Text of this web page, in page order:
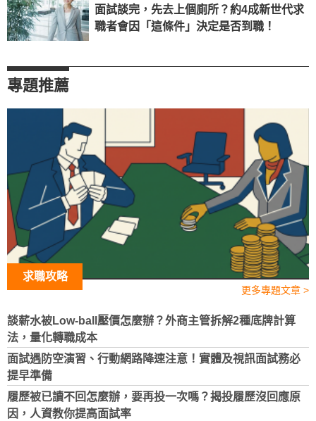
面試談完，先去上個廁所？約4成新世代求
職者會因「這條件」決定是否到職！
專題推薦
求職攻略
更多專題文章 >
談薪水被Low-ball壓價怎麼辦？外商主管拆解2種底牌計算
法，量化轉職成本
面試遇防空演習、行動網路降速注意！實體及視訊面試務必
提早準備
履歷被已讀不回怎麼辦，要再投一次嗎？揭投履歷沒回應原
因，人資教你提高面試率